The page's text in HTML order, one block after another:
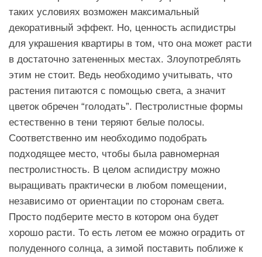
таких условиях возможен максимальный
декоративный эффект. Но, ценность аспидистры
для украшения квартиры в том, что она может расти
в достаточно затененных местах. Злоупотреблять
этим не стоит. Ведь необходимо учитывать, что
растения питаются с помощью света, а значит
цветок обречен “голодать”. Пестролистные формы
естественно в тени теряют белые полосы.
Соответственно им необходимо подобрать
подходящее место, чтобы была равномерная
пестролистность. В целом аспидистру можно
выращивать практически в любом помещении,
независимо от ориентации по сторонам света.
Просто подберите место в котором она будет
хорошо расти. То есть летом ее можно оградить от
полуденного солнца, а зимой поставить поближе к